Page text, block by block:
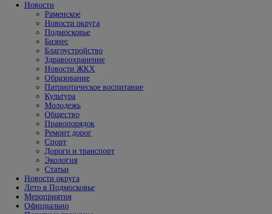
Новости
Раменское
Новости округа
Подмосковье
Бизнес
Благоустройство
Здравоохранение
Новости ЖКХ
Образование
Патриотическое воспитание
Культура
Молодежь
Общество
Правопорядок
Ремонт дорог
Спорт
Дороги и транспорт
Экология
Статьи
Новости округа
Лето в Подмосковье
Мероприятия
Официально